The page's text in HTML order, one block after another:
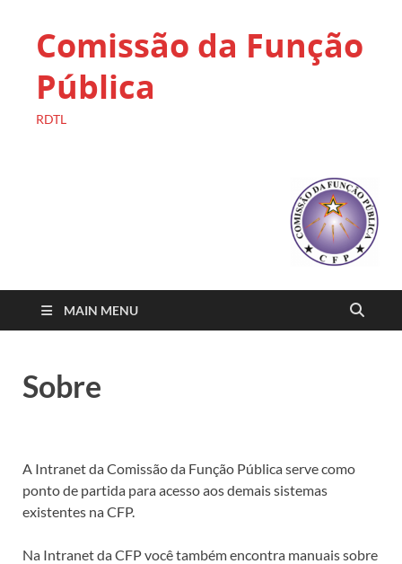
Comissão da Função
Pública
RDTL
MAIN MENU
Sobre
A Intranet da Comissão da Função Pública serve como
ponto de partida para acesso aos demais sistemas
existentes na CFP.
Na Intranet da CFP você também encontra manuais sobre